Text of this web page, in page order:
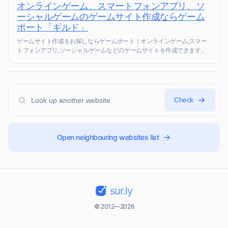
オンラインゲーム、スマートフォンアプリ、ソ
ーシャルゲームのゲームサイト作成ならゲーム
ポート「ギルド」
ゲームサイト作成をお探しならゲームポート！オンラインゲーム,スマー
トフォンアプリ,ソーシャルゲームなどのゲームサイトを作成できます。
Check
Open neighbouring websites list
sur.ly
© 2012—2026